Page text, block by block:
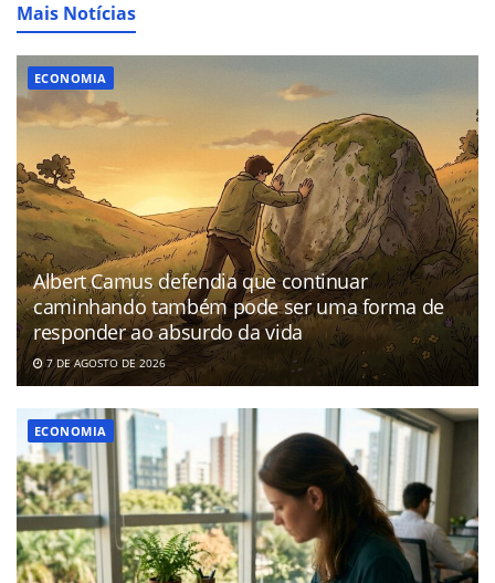
Mais Notícias
ECONOMIA
Albert Camus defendia que continuar
caminhando também pode ser uma forma de
responder ao absurdo da vida
7 DE AGOSTO DE 2026
ECONOMIA